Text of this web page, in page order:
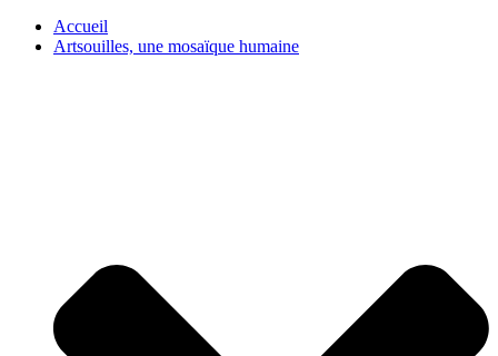
Accueil
Artsouilles, une mosaïque humaine